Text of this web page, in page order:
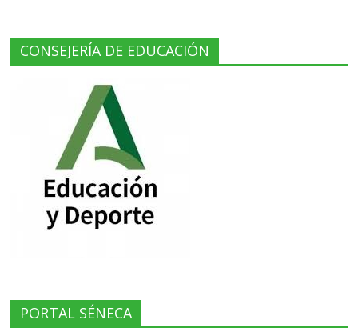
CONSEJERÍA DE EDUCACIÓN
PORTAL SÉNECA